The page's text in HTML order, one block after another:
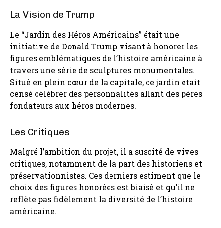
La Vision de Trump
Le “Jardin des Héros Américains” était une
initiative de Donald Trump visant à honorer les
figures emblématiques de l’histoire américaine à
travers une série de sculptures monumentales.
Situé en plein cœur de la capitale, ce jardin était
censé célébrer des personnalités allant des pères
fondateurs aux héros modernes.
Les Critiques
Malgré l’ambition du projet, il a suscité de vives
critiques, notamment de la part des historiens et
préservationnistes. Ces derniers estiment que le
choix des figures honorées est biaisé et qu’il ne
reflète pas fidèlement la diversité de l’histoire
américaine.